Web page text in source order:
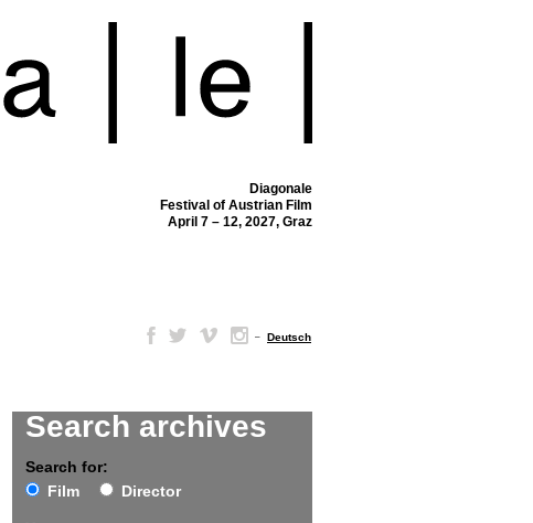
Diagonale
Festival of Austrian Film
April 7 – 12, 2027, Graz
– Deutsch
Search archives
Search for:
Film
Director